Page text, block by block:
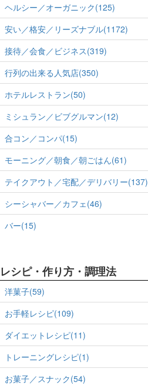
ヘルシー／オーガニック(125)
安い／格安／リーズナブル(1172)
接待／会食／ビジネス(319)
行列の出来る人気店(350)
ホテルレストラン(50)
ミシュラン／ビブグルマン(12)
合コン／コンパ(15)
モーニング／朝食／朝ごはん(61)
テイクアウト／宅配／デリバリー(137)
シーシャバー／カフェ(46)
バー(15)
レシピ・作り方・調理法
洋菓子(59)
お手軽レシピ(109)
ダイエットレシピ(11)
トレーニングレシピ(1)
お菓子／スナック(54)